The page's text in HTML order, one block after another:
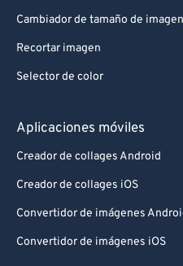
Cambiador de tamaño de imagen
Recortar imagen
Selector de color
Aplicaciones móviles
Creador de collages Android
Creador de collages iOS
Convertidor de imágenes
Convertidor de imágenes iOS